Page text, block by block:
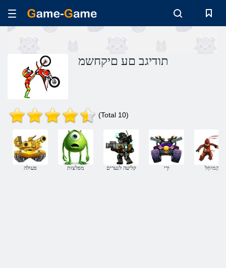
תודיגב םע םיקחשמ
(Total 10)
פעולה מפלצות קליעה לנערים יִרְי הָמיִחְל